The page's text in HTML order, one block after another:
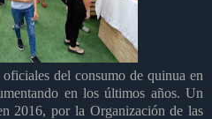
del consumo de quinua en
en los últimos años. Un
2016, por la Organización de las